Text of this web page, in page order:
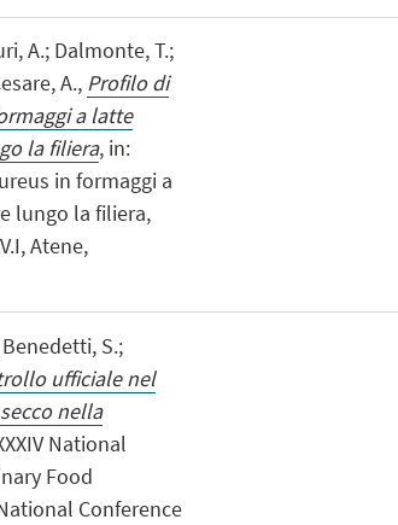
A.; Dalmonte, T.;
A., Profilo di
a latte
la filiera, in:
in formaggi a
lungo la filiera,
Atene,
S.;
ufficiale nel
nella
National
Food
Conference